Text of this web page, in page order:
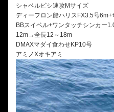
シャベルビシ速攻Mサイズ
ディーフロン船ハリスFX3.5号
BBスイベル+ワンタッチシンカー
12m→全長12～18m
DMAXマダイ食わせKP10号
アミノXオキアミ